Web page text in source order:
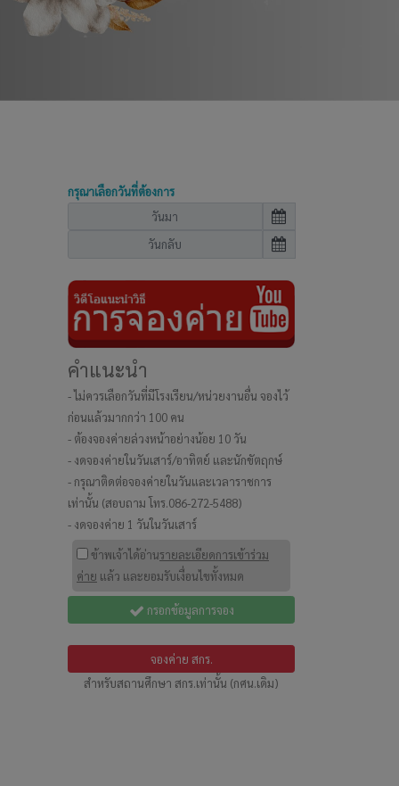
กรุณาเลือกวันที่ต้องการ
คำแนะนำ
- ไม่ควรเลือกวันที่มีโรงเรียน/หน่วยงานอื่น จองไว้
ก่อนแล้วมากกว่า 100 คน
- ต้องจองค่ายล่วงหน้าอย่างน้อย 10 วัน
- งดจองค่ายในวันเสาร์/อาทิตย์ และนักขัตฤกษ์
- กรุณาติดต่อจองค่ายในวันและเวลาราชการ
เท่านั้น (สอบถาม โทร.086-272-5488)
- งดจองค่าย 1 วันในวันเสาร์
ข้าพเจ้าได้อ่านรายละเอียดการเข้าร่วม
ค่าย แล้ว และยอมรับเงื่อนไขทั้งหมด
กรอกข้อมูลการจอง
จองค่าย สกร.
สำหรับสถานศึกษา สกร.เท่านั้น (กศน.เดิม)